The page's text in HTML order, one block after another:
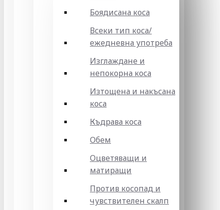
Боядисана коса
Всеки тип коса/
ежедневна употреба
Изглаждане и
непокорна коса
Изтощена и накъсана
коса
Къдрава коса
Обем
Оцветяващи и
матиращи
Против косопад и
чувствителен скалп